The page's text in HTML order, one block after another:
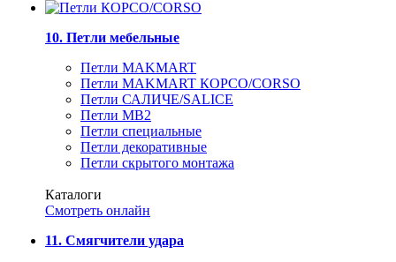
10. Петли мебельные
Петли MAKMART
Петли MAKMART КОРСО/CORSO
Петли САЛИЧЕ/SALICE
Петли MB2
Петли специальные
Петли декоративные
Петли скрытого монтажа
Каталоги
Смотреть онлайн
11. Смягчители удара